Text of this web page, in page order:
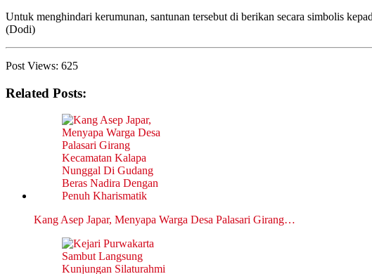
Untuk menghindari kerumunan, santunan tersebut di berikan secara simbolis
(Dodi)
Post Views: 625
Related Posts:
Kang Asep Japar, Menyapa Warga Desa Palasari Girang…